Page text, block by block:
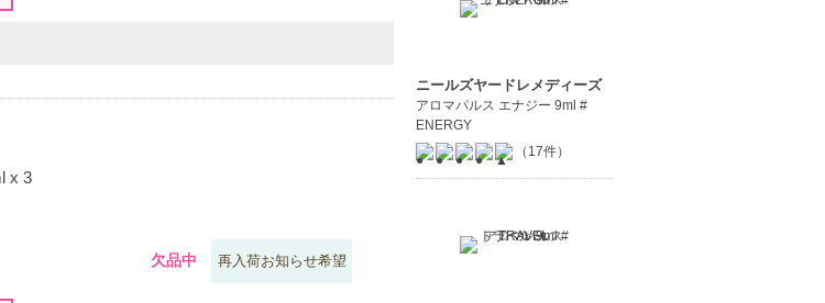
x 3
欠品中 再入荷お知らせ希望
ニールズヤードレメディーズ
アロマパルス エナジー 9ml #
ENERGY
（17件）